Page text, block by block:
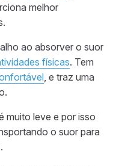
melhor
ao absorver o suor
físicas. Tem
e traz uma
muito leve e por isso
o suor para